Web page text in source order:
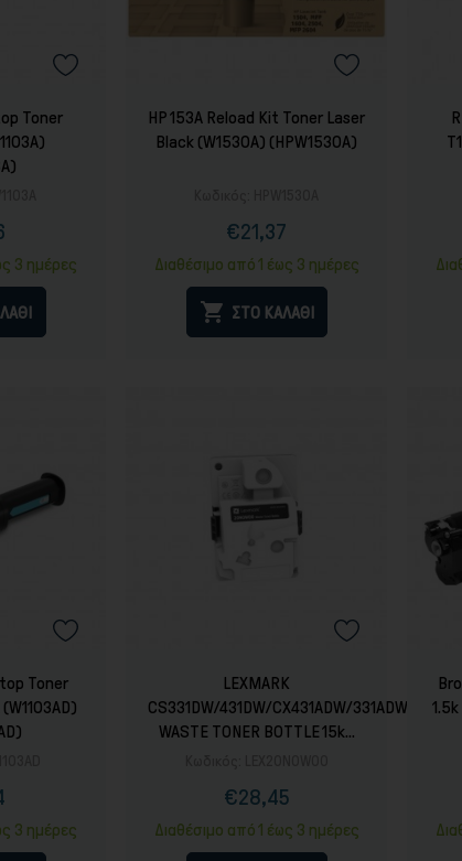
Toner
3 ημέρες
HP 153A Reload Kit Toner Laser
Black (W1530A) (HPW1530A)
Τιμή
€21,37
Κανονική
τιμή
Διαθέσιμο από 1 έως 3 ημέρες
 ΣΤΟ ΚΑΛΑΘΙ
Toner
3 ημέρες
LEXMARK
CS331DW/431DW/CX431ADW/331ADWE
WASTE TONER BOTTLE 15k...
Τιμή
€28,45
Διαθέσιμο από 1 έως 3 ημέρες